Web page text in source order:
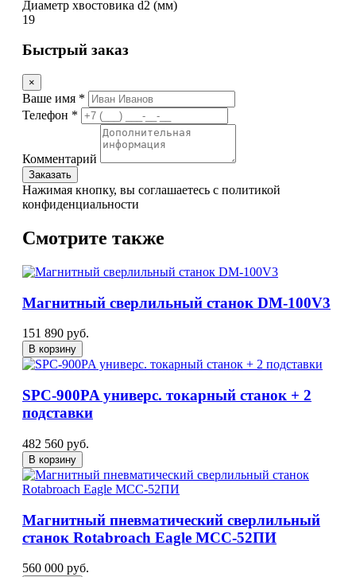
Диаметр хвостовика d2 (мм)
19
Быстрый заказ
×
Ваше имя *
Телефон *
Комментарий
Заказать
Нажимая кнопку, вы соглашаетесь с политикой
конфиденциальности
Смотрите также
Магнитный сверлильный станок DM-100V3
151 890 руб.
В корзину
SPC-900PA универс. токарный станок + 2
подставки
482 560 руб.
В корзину
Магнитный пневматический сверлильный
станок Rotabroach Eagle МСС-52ПИ
560 000 руб.